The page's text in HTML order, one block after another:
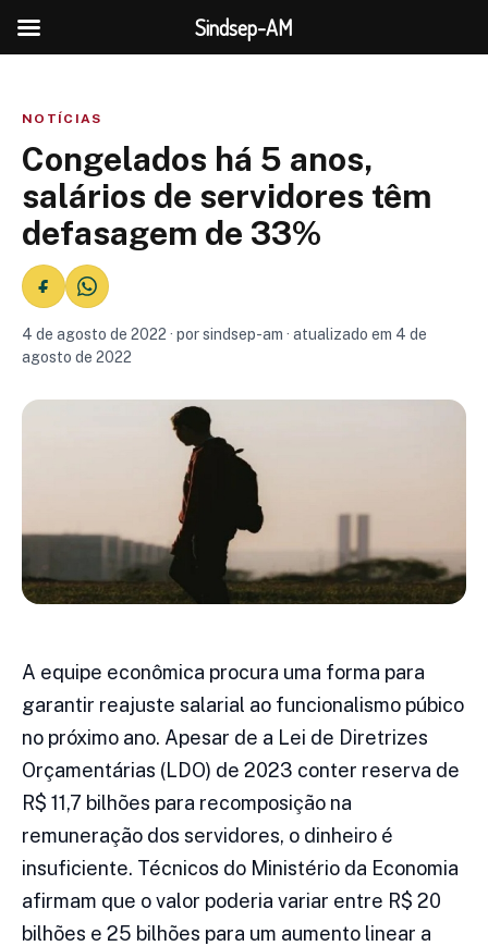
NOTÍCIAS
Congelados há 5 anos,
salários de servidores têm
defasagem de 33%
4 de agosto de 2022 · por sindsep-am · atualizado em 4 de
agosto de 2022
A equipe econômica procura uma forma para
garantir reajuste salarial ao funcionalismo púbico
no próximo ano. Apesar de a Lei de Diretrizes
Orçamentárias (LDO) de 2023 conter reserva de
R$ 11,7 bilhões para recomposição na
remuneração dos servidores, o dinheiro é
insuficiente. Técnicos do Ministério da Economia
afirmam que o valor poderia variar entre R$ 20
bilhões e 25 bilhões para um aumento linear a
Sindsep-AM